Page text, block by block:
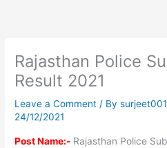
Rajasthan Police
Result 2021
Leave a Comment / By
24/12/2021
Post Name:- Rajasthan Police